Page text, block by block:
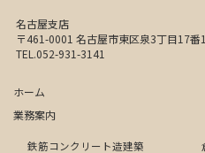
名古屋支店
〒461-0001 名古屋市東区泉3丁目17
TEL.052-931-3141
ホーム
業務案内
鉄筋コンクリート造建築